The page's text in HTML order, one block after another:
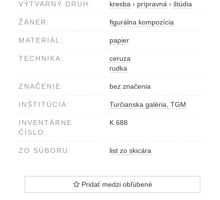
VÝTVARNÝ DRUH: kresba › prípravná › štúdia
ŽÁNER: figurálna kompozícia
MATERIÁL: papier
TECHNIKA:
ceruza
rudka
ZNAČENIE: bez značenia
INŠTITÚCIA: Turčianska galéria, TGM
INVENTÁRNE
ČÍSLO:
K 688
ZO SÚBORU: list zo skicára
Pridať medzi obľúbené